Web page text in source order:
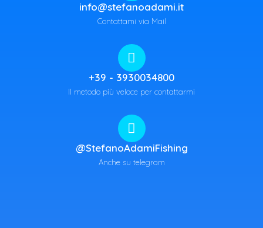
info@stefanoadami.it
Contattami via Mail
+39 - 3930034800
Il metodo più veloce per contattarmi
@StefanoAdamiFishing
Anche su telegram